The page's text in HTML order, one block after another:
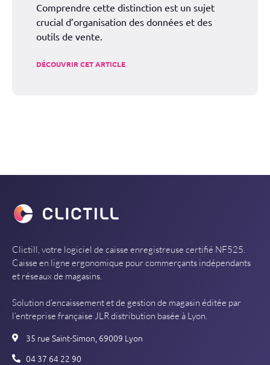
Comprendre cette distinction est un sujet
crucial d’organisation des données et des
outils de vente.
DÉCOUVRIR CET ARTICLE
Clictill, votre logiciel de caisse enregistreuse certifié NF525.
Caisse en ligne ergonomique pour commerçants indépendants
et réseaux de magasins.
Solution d’encaissement et de gestion de magasin éditée par
l’entreprise française JLR distribution basée à Lyon.
35 rue Saint-Simon, 69009 Lyon
04 37 64 22 90